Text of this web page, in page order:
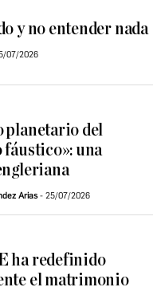
y no entender nada
07/2026
planetario del
una
Arias 25/07/2026
ha redefinido
el matrimonio